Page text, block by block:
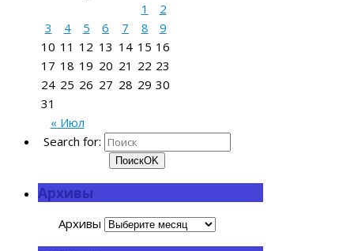
« Июл
1
2
3
4 5 6 7 8
9
10 11 12 13 14 15 16
17 18 19 20 21 22 23
24 25 26 27 28 29 30
31
Search for:
ПоискOK
Архивы
Архивы